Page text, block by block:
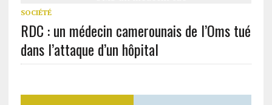
SOCIÉTÉ
RDC : un médecin camerounais de l’Oms tué
dans l’attaque d’un hôpital